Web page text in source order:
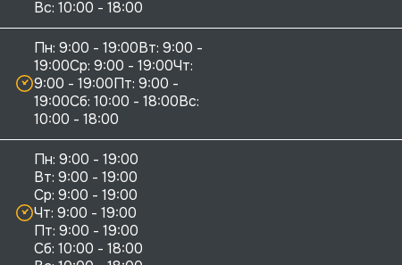
Пн: 9:00 - 19:00Вт: 9:00 -
19:00Ср: 9:00 - 19:00Чт:
9:00 - 19:00Пт: 9:00 -
19:00Сб: 10:00 - 18:00Вс:
10:00 - 18:00
Пн: 9:00 - 19:00
Вт: 9:00 - 19:00
Ср: 9:00 - 19:00
Чт: 9:00 - 19:00
Пт: 9:00 - 19:00
Сб: 10:00 - 18:00